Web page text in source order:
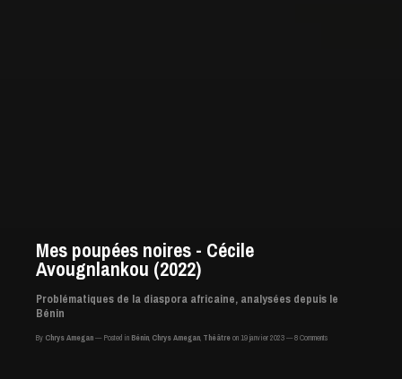
Mes poupées noires - Cécile
Avougnlankou (2022)
Problématiques de la diaspora africaine, analysées depuis le
Bénin
By Chrys Amegan Posted in Bénin, Chrys Amegan, Théâtreon 19 janvier 2023 8 Comments